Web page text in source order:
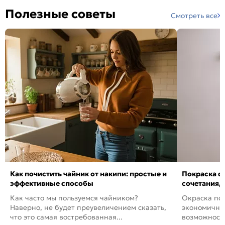
Полезные советы Смотреть все
Как почистить чайник от накипи: простые и
эффективные способы
Как часто мы пользуемся чайником?
Наверно, не будет преувеличением сказать,
что это самая востребованная...
Покраска
сочетания,
Окраска